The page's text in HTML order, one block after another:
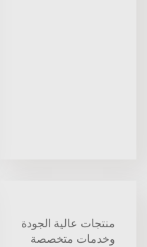
منتجات عالية الجودة
وخدمات متخصصة